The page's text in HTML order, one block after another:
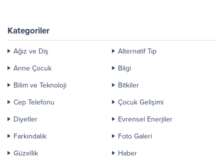
Kategoriler
Ağız ve Diş
Alternatif Tıp
Anne Çocuk
Bilgi
Bilim ve Teknoloji
Bitkiler
Cep Telefonu
Çocuk Gelişimi
Diyetler
Evrensel Enerjiler
Farkındalık
Foto Galeri
Güzellik
Haber